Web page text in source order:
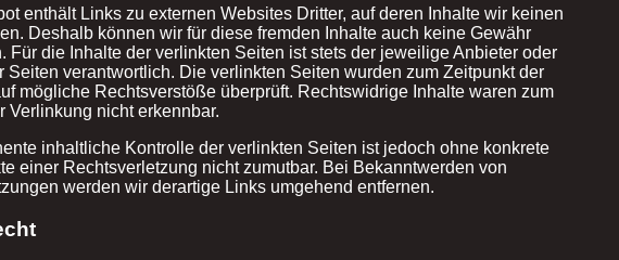
enthält Links zu externen Websites Dritter, auf deren Inhalte wir keinen
Deshalb können wir für diese fremden Inhalte auch keine Gewähr
Für die Inhalte der verlinkten Seiten ist stets der jeweilige Anbieter oder
Seiten verantwortlich. Die verlinkten Seiten wurden zum Zeitpunkt der
mögliche Rechtsverstöße überprüft. Rechtswidrige Inhalte waren zum
Verlinkung nicht erkennbar.
inhaltliche Kontrolle der verlinkten Seiten ist jedoch ohne konkrete
einer Rechtsverletzung nicht zumutbar. Bei Bekanntwerden von
werden wir derartige Links umgehend entfernen.